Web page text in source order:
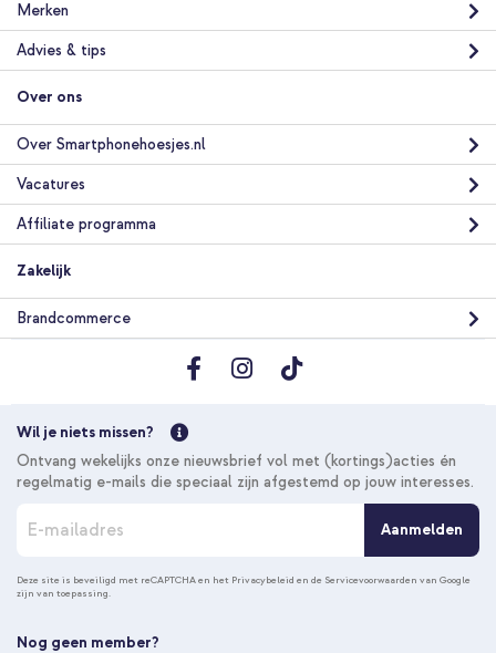
Merken
Advies & tips
Over ons
Over Smartphonehoesjes.nl
Vacatures
Affiliate programma
Zakelijk
Brandcommerce
Wil je niets missen?
Ontvang wekelijks onze nieuwsbrief vol met (kortings)acties én
regelmatig e-mails die speciaal zijn afgestemd op jouw interesses.
n
n
e
Aanmelden
Deze site is beveiligd met reCAPTCHA en het Privacybeleid en de Servicevoorwaarden van Google
zijn van toepassing.
Nog geen member?